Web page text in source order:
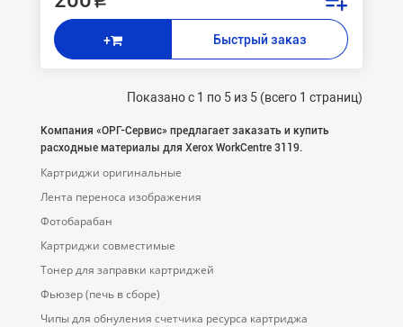
+ Быстрый заказ
Показано с 1 по 5 из 5 (всего 1 страниц)
Компания «ОРГ-Cервис» предлагает заказать и купить
расходные материалы для Xerox WorkCentre 3119.
Картриджи оригинальные
Лента переноса изображения
Фотобарабан
Картриджи совместимые
Тонер для заправки картриджей
Фьюзер (печь в сборе)
Чипы для обнуления счетчика ресурса картриджа